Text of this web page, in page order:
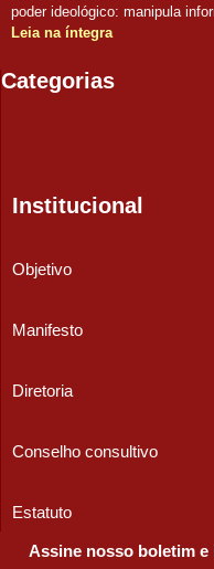
poder ideológico: manipula
Leia na íntegra
Categorias
Institucional
Objetivo
Manifesto
Diretoria
Conselho consultivo
Estatuto
Assine nosso boletim